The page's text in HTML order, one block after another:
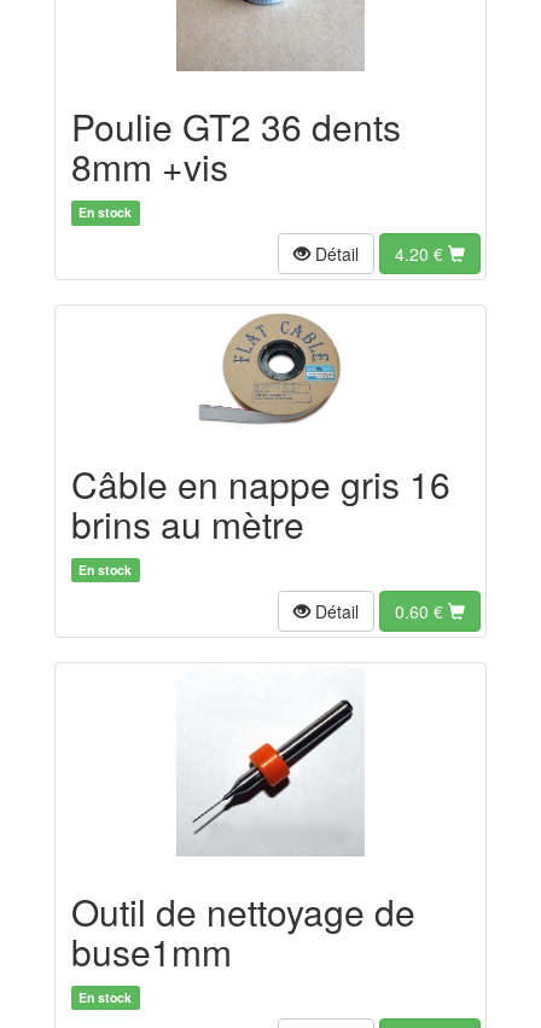
Poulie GT2 36 dents
8mm +vis
En stock
Détail 4.20 €
Câble en nappe gris 16
brins au mètre
En stock
Détail 0.60 €
Outil de nettoyage de
buse1mm
En stock